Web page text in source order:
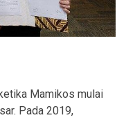
Mamikos mulai
Pada 2019,